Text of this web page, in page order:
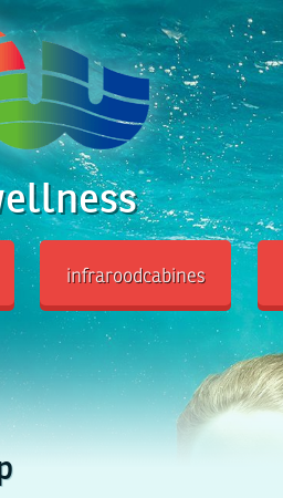
infraroodcabines